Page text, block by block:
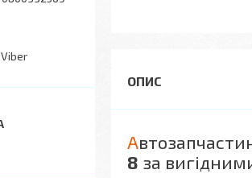
А
8 за
Viber